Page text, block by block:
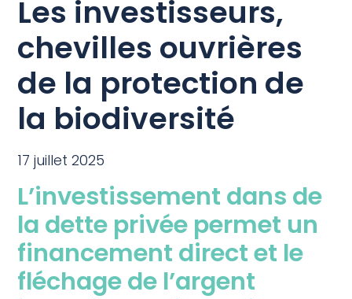
Les investisseurs,
chevilles ouvrières
de la protection de
la biodiversité
17 juillet 2025
L’investissement dans de
la dette privée permet un
financement direct et le
fléchage de l’argent